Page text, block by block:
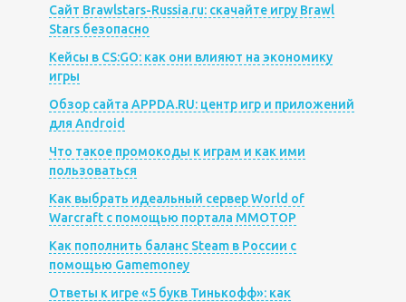
Сайт Brawlstars-Russia.ru: скачайте игру Brawl
Stars безопасно
Кейсы в CS:GO: как они влияют на экономику
игры
Обзор сайта APPDA.RU: центр игр и приложений
для Android
Что такое промокоды к играм и как ими
пользоваться
Как выбрать идеальный сервер World of
Warcraft с помощью портала MMOTOP
Как пополнить баланс Steam в России с
помощью Gamemoney
Ответы к игре «5 букв Тинькофф»: как